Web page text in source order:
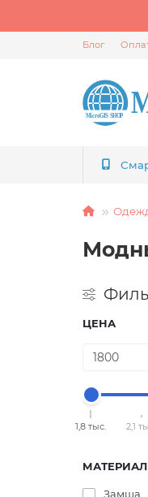
Блог
ЦЕНА
1,8 тыс. 2,1
МАТЕРИАЛ
Замша